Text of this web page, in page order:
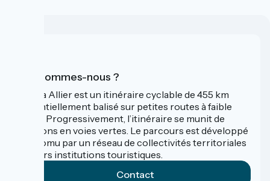
Qui sommes-nous ?
La Via Allier est un itinéraire cyclable de 455 km
essentiellement balisé sur petites routes à faible
trafic. Progressivement, l’itinéraire se munit de
sections en voies vertes. Le parcours est développé
et promu par un réseau de collectivités territoriales
et leurs institutions touristiques.
Contact